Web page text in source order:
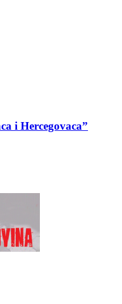
i Hercegovaca”